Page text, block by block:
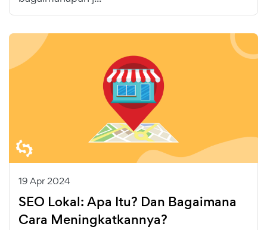
19 Apr 2024
SEO Lokal: Apa Itu? Dan Bagaimana
Cara Meningkatkannya?